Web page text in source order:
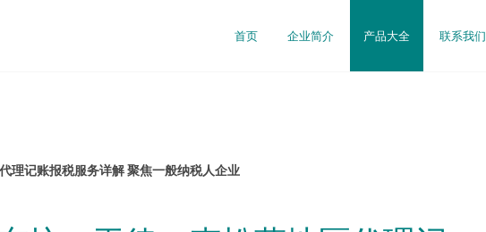
首页 企业简介 产品大全 联系我们
理记账报税服务详解 聚焦一般纳税人企业